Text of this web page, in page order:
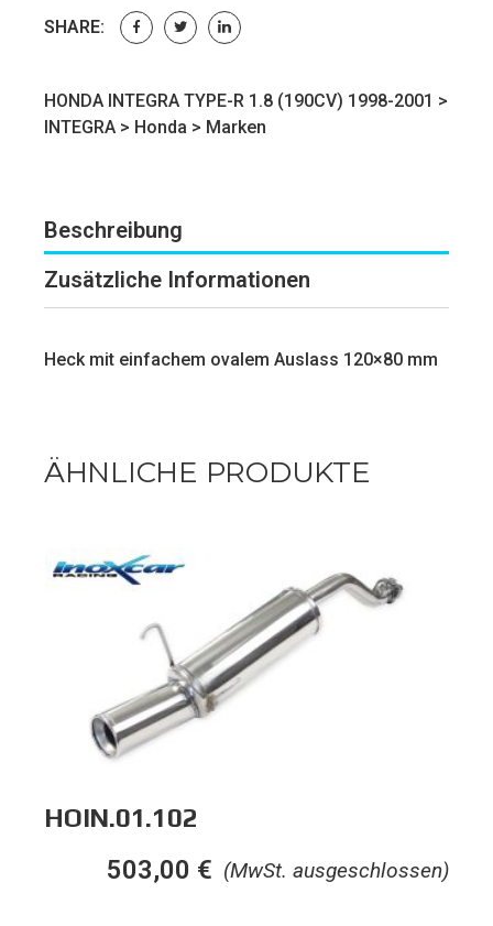
SHARE:
HONDA INTEGRA TYPE-R 1.8 (190CV) 1998-2001 >
INTEGRA > Honda > Marken
Beschreibung
Zusätzliche Informationen
Heck mit einfachem ovalem Auslass 120×80 mm
ÄHNLICHE PRODUKTE
HOIN.01.102
(MwSt. ausgeschlossen)
503,00 €